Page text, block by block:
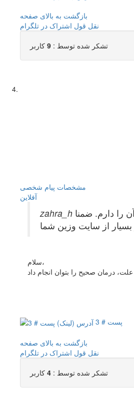
بازگشت به بالای صفحه
نقل قول اشتراک در تلگرام
تشکر شده توسط : 9 کاربر
مشخصات پیام شخصی
آفلاين
را دارم. ضمنا
بسیار از سایت وزین شما
سلام،
پست # 3
بازگشت به بالای صفحه
نقل قول اشتراک در تلگرام
تشکر شده توسط : 4 کاربر